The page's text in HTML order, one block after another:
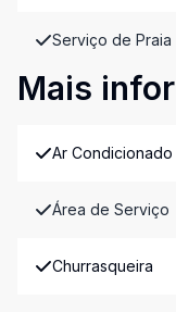
Serviço de Praia
Mais
Ar Condicionado
Área de Serviço
Churrasqueira